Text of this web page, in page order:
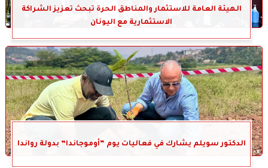
الهيئة العامة للاستثمار والمناطق الحرة تبحث تعزيز الشراكة
الاستثمارية مع اليونان
الدكتور سويلم يشارك في فعاليات يوم “أوموجاندا” بدولة رواندا